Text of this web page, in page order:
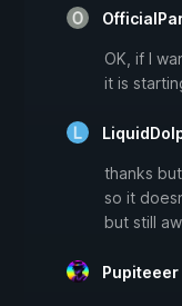
OK, if I
it is
thanks
so it
but still
Pupiteeer